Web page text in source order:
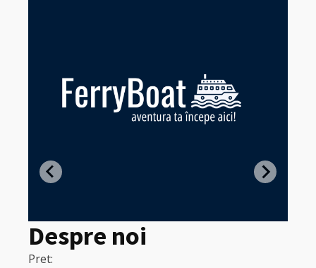
Despre noi
Pret: